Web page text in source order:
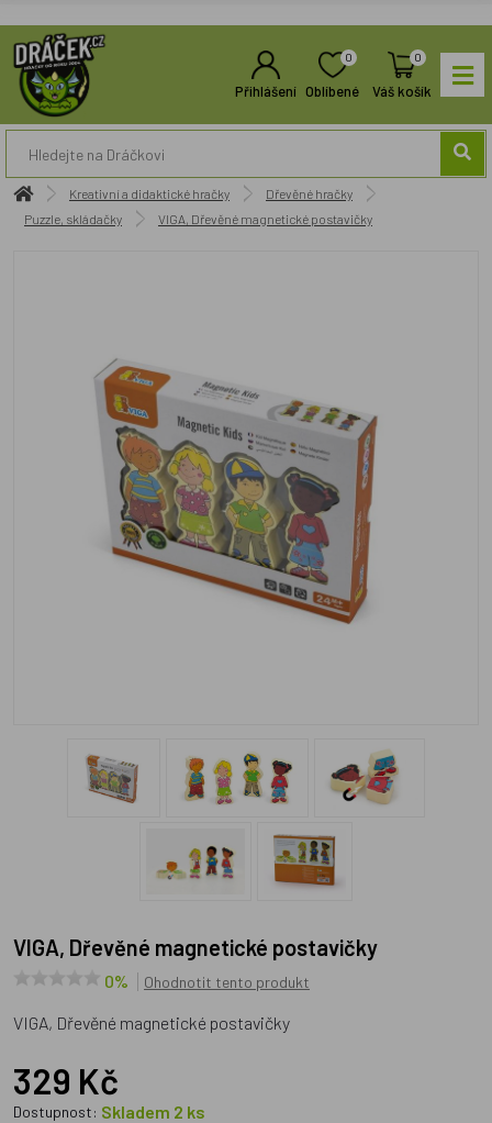
Přihlášení
0
Oblíbené
0
Váš košík
Kreativní a didaktické hračky
Dřevěné hračky
Puzzle, skládačky
VIGA, Dřevěné magnetické postavičky
VIGA, Dřevěné magnetické postavičky
0% Ohodnotit tento produkt
VIGA, Dřevěné magnetické postavičky
329 Kč
Dostupnost: Skladem 2 ks